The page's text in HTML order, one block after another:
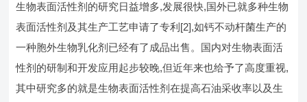
生物表面活性剂的研究日益增多,发展很快,国外已就多种生物
表面活性剂及其生产工艺申请了专利[2],如钙不动杆菌生产的
一种胞外生物乳化剂已经有了成品出售。国内对生物表面活
性剂的研制和开发应用起步较晚,但近年来也给予了高度重视,
其中研究多的就是生物表面活性剂在提高石油采收率以及生